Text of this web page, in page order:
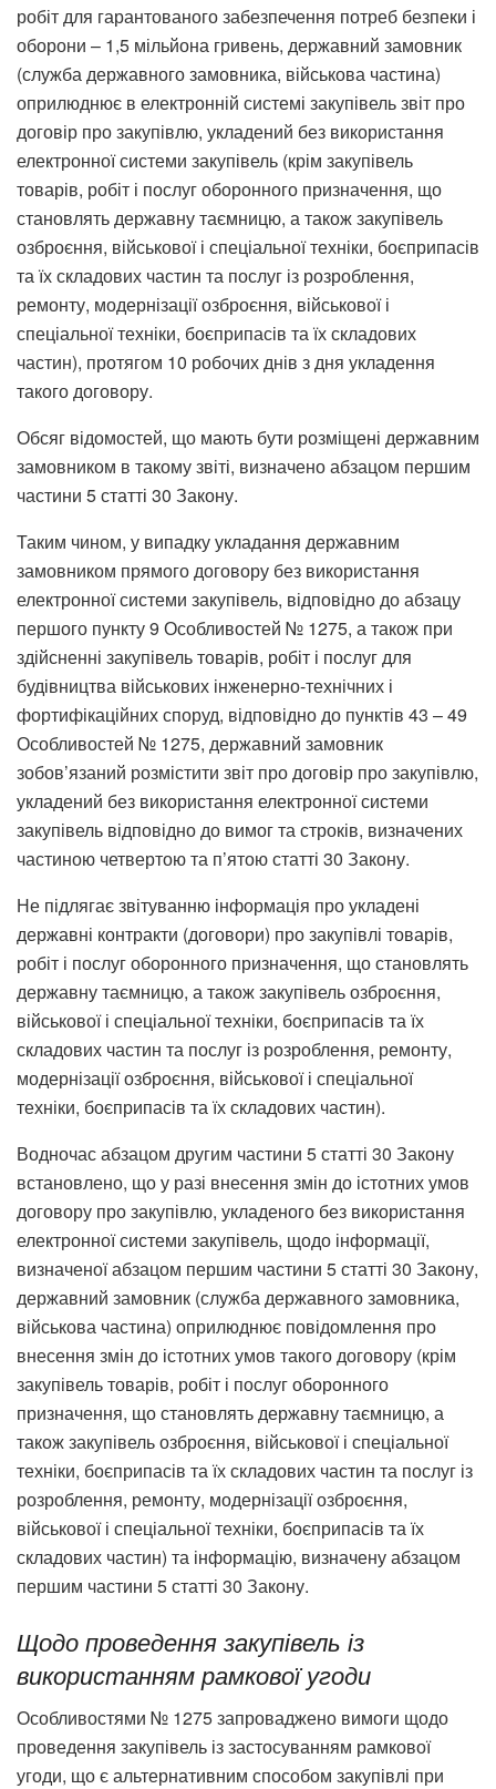
робіт для гарантованого забезпечення потреб безпеки і
оборони – 1,5 мільйона гривень, державний замовник
(служба державного замовника, військова частина)
оприлюднює в електронній системі закупівель звіт про
договір про закупівлю, укладений без використання
електронної системи закупівель (крім закупівель
товарів, робіт і послуг оборонного призначення, що
становлять державну таємницю, а також закупівель
озброєння, військової і спеціальної техніки, боєприпасів
та їх складових частин та послуг із розроблення,
ремонту, модернізації озброєння, військової і
спеціальної техніки, боєприпасів та їх складових
частин), протягом 10 робочих днів з дня укладення
такого договору.
Обсяг відомостей, що мають бути розміщені державним
замовником в такому звіті, визначено абзацом першим
частини 5 статті 30 Закону.
Таким чином, у випадку укладання державним
замовником прямого договору без використання
електронної системи закупівель, відповідно до абзацу
першого пункту 9 Особливостей № 1275, а також при
здійсненні закупівель товарів, робіт і послуг для
будівництва військових інженерно-технічних і
фортифікаційних споруд, відповідно до пунктів 43 – 49
Особливостей № 1275, державний замовник
зобов’язаний розмістити звіт про договір про закупівлю,
укладений без використання електронної системи
закупівель відповідно до вимог та строків, визначених
частиною четвертою та п’ятою статті 30 Закону.
Не підлягає звітуванню інформація про укладені
державні контракти (договори) про закупівлі товарів,
робіт і послуг оборонного призначення, що становлять
державну таємницю, а також закупівель озброєння,
військової і спеціальної техніки, боєприпасів та їх
складових частин та послуг із розроблення, ремонту,
модернізації озброєння, військової і спеціальної
техніки, боєприпасів та їх складових частин).
Водночас абзацом другим частини 5 статті 30 Закону
встановлено, що у разі внесення змін до істотних умов
договору про закупівлю, укладеного без використання
електронної системи закупівель, щодо інформації,
визначеної абзацом першим частини 5 статті 30 Закону,
державний замовник (служба державного замовника,
військова частина) оприлюднює повідомлення про
внесення змін до істотних умов такого договору (крім
закупівель товарів, робіт і послуг оборонного
призначення, що становлять державну таємницю, а
також закупівель озброєння, військової і спеціальної
техніки, боєприпасів та їх складових частин та послуг із
розроблення, ремонту, модернізації озброєння,
військової і спеціальної техніки, боєприпасів та їх
складових частин) та інформацію, визначену абзацом
першим частини 5 статті 30 Закону.
Щодо проведення закупівель із
використанням рамкової угоди
Особливостями № 1275 запроваджено вимоги щодо
проведення закупівель із застосуванням рамкової
угоди, що є альтернативним способом закупівлі при